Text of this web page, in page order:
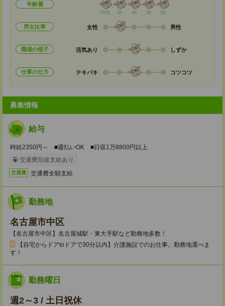
年齢層
20代 30 40 50 60
男女比率 女性 男性
職場の様子 活気あり しずか
仕事の仕方 テキパキ コツコツ
募集情報
給与
時給2350円～ ■週払いOK ■日収1万8800円以上
交通費別途支給あり
交通費 交通費全額支給
勤務地
名古屋市中区
【名古屋市中区】名古屋城駅・東大手駅など勤務地多数！
【自宅からドアtoドアで30分以内】介護施設でのお仕事。勤務地選べま
す！
勤務曜日
週2～3 / 土日祝休